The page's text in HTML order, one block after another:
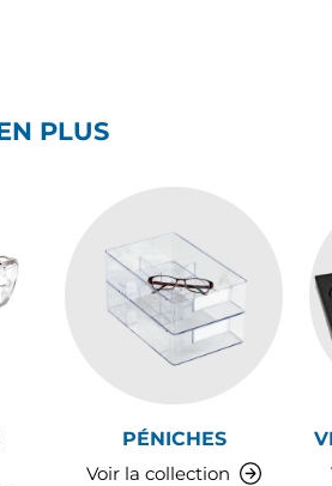
PLUS
PÉNICHES
Voir la collection